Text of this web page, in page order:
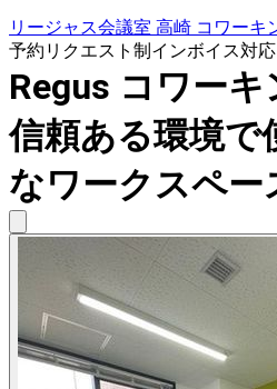
リージャス会議室 高崎 コワーキ
予約リクエスト制インボイス対応
Regus コワーキ
信頼ある環境で
なワークスペー